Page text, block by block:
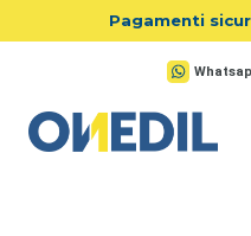
Salta al contenuto principale
Pagamenti